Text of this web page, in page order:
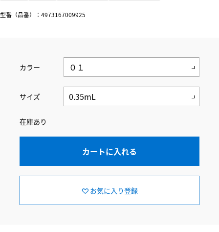
型番（品番）：4973167009925
カラー
サイズ
在庫あり
カートに入れる
お気に入り登録